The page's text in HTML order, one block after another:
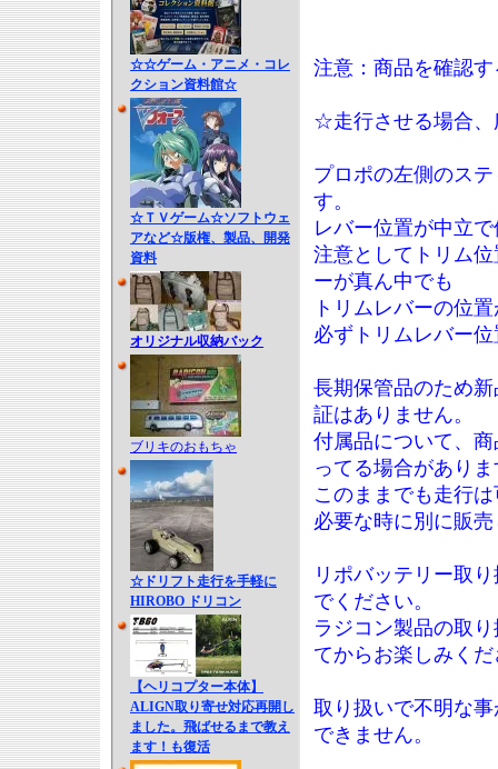
☆☆ゲーム・アニメ・コレ
クション資料館☆
☆ＴＶゲーム☆ソフトウェ
アなど☆版権、製品、開発
資料
オリジナル収納バック
ブリキのおもちゃ
☆ドリフト走行を手軽に
HIROBO ドリコン
【ヘリコプター本体】
ALIGN取り寄せ対応再開し
ました。飛ばせるまで教え
ます！も復活
注意：商品を確認
☆走行させる場合、
プロポの左側のス
す。
レバー位置が中立
注意としてトリム
ーが真ん中でも
トリムレバーの位
必ずトリムレバー
長期保管品のため
証はありません。
付属品について、
ってる場合がありま
このままでも走行
必要な時に別に販
リポバッテリー取
でください。
ラジコン製品の取
てからお楽しみく
取り扱いで不明な
できません。